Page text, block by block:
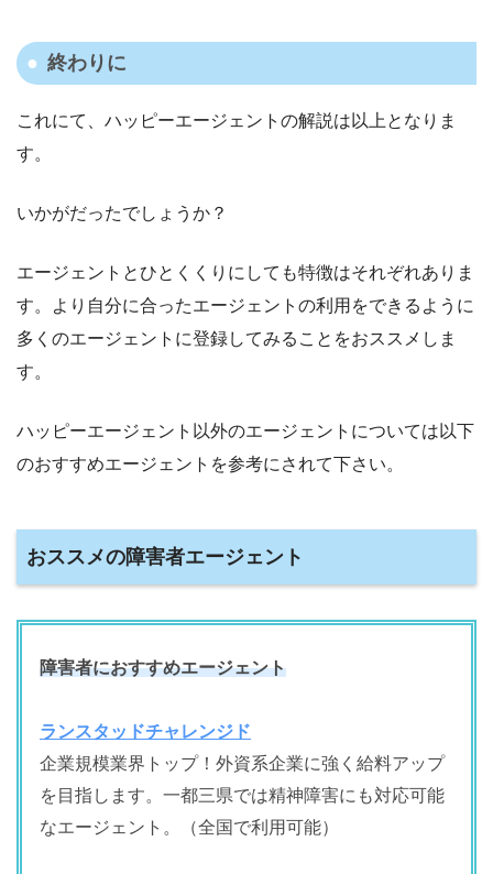
終わりに
これにて、ハッピーエージェントの解説は以上となりま
す。
いかがだったでしょうか？
エージェントとひとくくりにしても特徴はそれぞれありま
す。より自分に合ったエージェントの利用をできるように
多くのエージェントに登録してみることをおススメしま
す。
ハッピーエージェント以外のエージェントについては以下
のおすすめエージェントを参考にされて下さい。
おススメの障害者エージェント
障害者におすすめエージェント
ランスタッドチャレンジド
企業規模業界トップ！外資系企業に強く給料アップ
を目指します。一都三県では精神障害にも対応可能
なエージェント。（全国で利用可能）